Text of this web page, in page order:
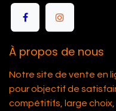
À propos de nous
Notre site de vente en
pour objectif de
compétitifs, large